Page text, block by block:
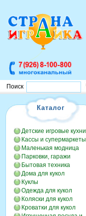
Поиск
Каталог
Детские игровые кухни
Кассы и супермаркеты
Маленькая модница
Парковки, гаражи
Бытовая техника
Дома для кукол
Куклы
Одежда для кукол
Коляски для кукол
Кроватки для кукол